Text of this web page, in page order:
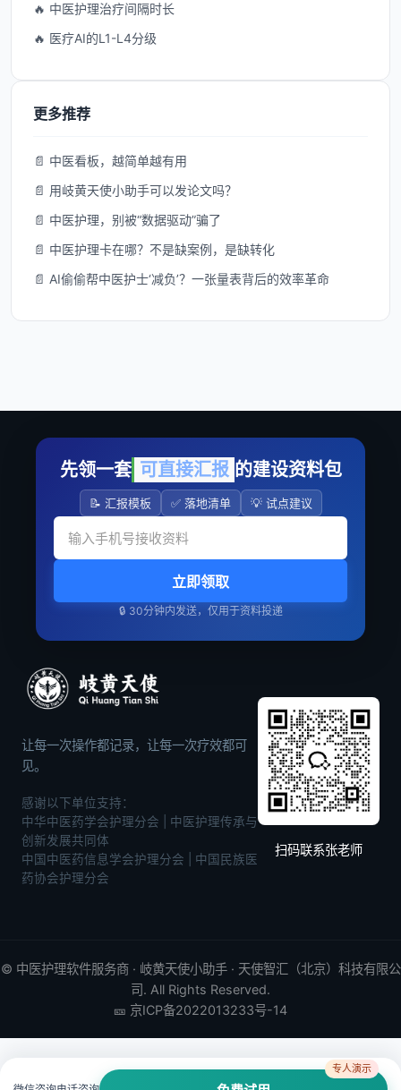
专人演示
🔥 中医护理治疗间隔时长
🔥 医疗AI的L1-L4分级
更多推荐
📄 中医看板，越简单越有用
📄 用岐黄天使小助手可以发论文吗？
📄 中医护理，别被“数据驱动”骗了
📄 中医护理卡在哪？不是缺案例，是缺转化
📄 AI偷偷帮中医护士‘减负’？一张量表背后的效率革命
先领一套 可直接汇报 的建设资料包
📝 汇报模板 ✅ 落地清单 💡 试点建议
立即领取
🔒 30分钟内发送，仅用于资料投递
让每一次操作都记录，让每一次疗效都可
见。
感谢以下单位支持：
中华中医药学会护理分会 | 中医护理传承与
创新发展共同体
中国中医药信息学会护理分会 | 中国民族医
药协会护理分会
扫码联系张老师
© 中医护理软件服务商 · 岐黄天使小助手 · 天使智汇（北京）科技有限公
司. All Rights Reserved.
🎫 京ICP备2022013233号-14